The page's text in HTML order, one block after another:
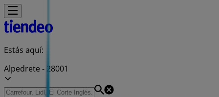
Estás aquí:
Alpedrete - 28001